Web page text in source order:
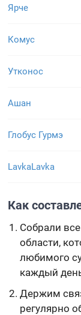
Ярче
Комус
Утконос
Ашан
Глобус Гурмэ
LavkaLavka
Как
Собрали
области,
любимого
каждый
Держим
регулярно